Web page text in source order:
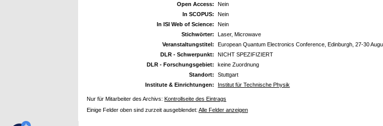
Open Access:
Nein
In SCOPUS:
Nein
In ISI Web of Science:
Nein
Stichwörter:
Laser, Microwave
Veranstaltungstitel:
European Quantum Electronics Conference, Edinburgh, 27-30
DLR - Schwerpunkt:
NICHT SPEZIFIZIERT
DLR - Forschungsgebiet:
keine Zuordnung
Standort:
Stuttgart
Institute & Einrichtungen:
Institut für Technische Physik
Nur für Mitarbeiter des Archivs: Kontrollseite des Eintrags
Einige Felder oben sind zurzeit ausgeblendet: Alle Felder anzeigen